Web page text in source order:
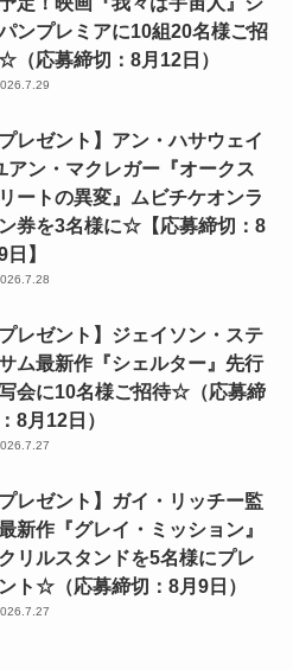
ンプレミアに10組20名様ご招
（応募締切：8月12日）
プレゼント】アン・ハサウェイ
アン・マクレガー『オークス
リートの異変』ムビチケオンラ
券を3名様に☆【応募締切：8
日】
プレゼント】ジェイソン・ステ
ム最新作『シェルター』先行
会に10名様ご招待☆（応募締
8月12日）
プレゼント】ガイ・リッチー監
新作『グレイ・ミッション』
リルスタンドを5名様にプレ
ト☆（応募締切：8月9日）